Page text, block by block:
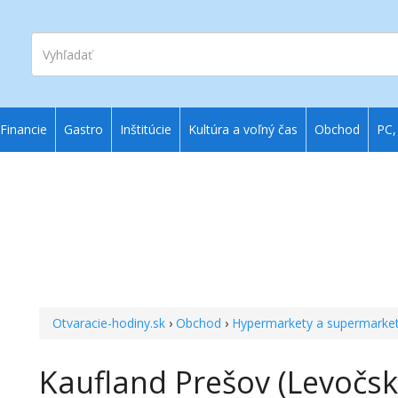
Vyhľadať
Otvaracie-hodiny.sk ›Obchod › Hypermarkety a
Kaufland Prešov
Financie Gastro Inštitúcie Kultúra a voľný čas Obchod